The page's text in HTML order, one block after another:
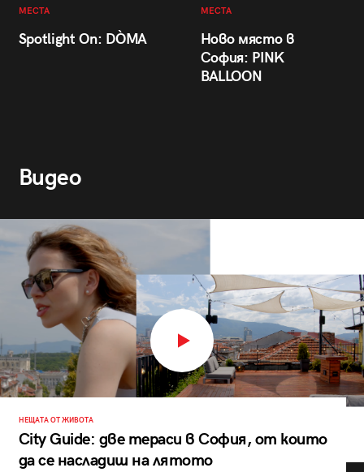
МЕСТА
Spotlight On: DÒMA
МЕСТА
Ново място в
София: PINK
BALLOON
Видео
НЕЩАТА ОТ ЖИВОТА
City Guide: две тераси в София, от които
да се насладиш на лятото